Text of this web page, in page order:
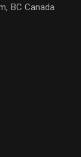
BC Canada